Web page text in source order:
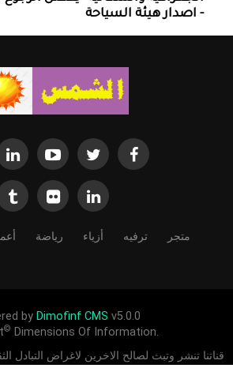
- اصدار هيئة السياحة
متجر ترفيه أزياء رياضة
by Dimofinf CMS v5.0.0
© Dimensions Of Information.
قناتنا تنشر وتبث لصالح الاخرين لاغراض التبادل